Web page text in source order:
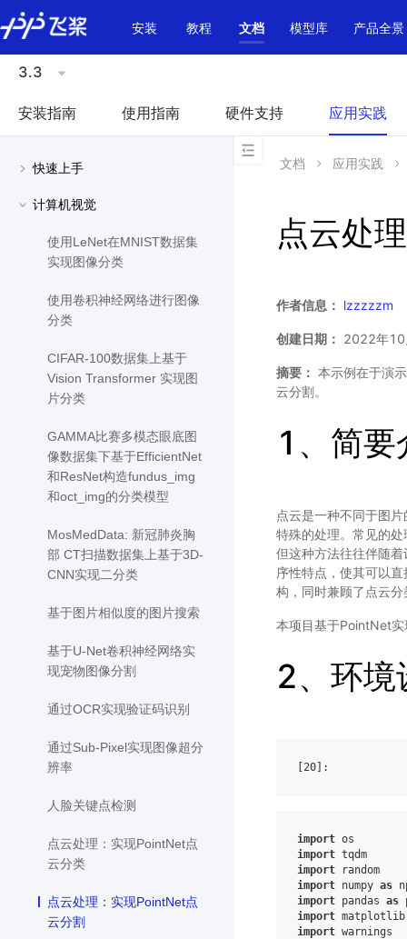
\u200E
安装
教程 文档 模型库 产品全景
3.3
安装指南 使用指南 硬件支持 应用实践
快速上手
计算机视觉
使用LeNet在MNIST数据集
实现图像分类
使用卷积神经网络进行图像
分类
CIFAR-100数据集上基于
Vision Transformer 实现图
片分类
GAMMA比赛多模态眼底图
像数据集下基于EfficientNet
和ResNet构造fundus_img
和oct_img的分类模型
MosMedData: 新冠肺炎胸
部 CT扫描数据集上基于3D-
CNN实现二分类
基于图片相似度的图片搜索
基于U-Net卷积神经网络实
现宠物图像分割
通过OCR实现验证码识别
通过Sub-Pixel实现图像超分
辨率
人脸关键点检测
点云处理：实现PointNet点
云分类
点云处理：实现PointNet点
云分割
文档 应用实践
点云处
作者信息： lzzzzzm
创建日期： 2022年
摘要： 本示例在于演
云分割。
1、简要
点云是一种不同于图
特殊的处理。常见的
但这种方法往往伴随
序性特点，使其可以
构，同时兼顾了点云
本项目基于PointNet
2、环境
[20]
import os
import tqdm
import
random
import numpy as
import pandas as
import
import warnings